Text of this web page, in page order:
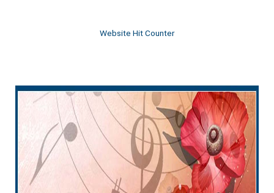
Website Hit Counter